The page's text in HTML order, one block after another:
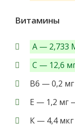
Витамины
А — 2,733
С — 12,6
В6 — 0,2
Е — 1,2 мг
К — 4,4